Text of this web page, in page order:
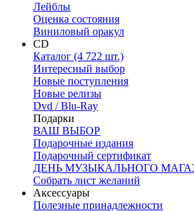
Лейблы
Оценка состояния
Виниловый оракул
CD
Каталог (4 722 шт.)
Интересный выбор
Новые поступления
Новые релизы
Dvd / Blu-Ray
Подарки
ВАШ ВЫБОР
Подарочные издания
Подарочный сертификат
ДЕНЬ МУЗЫКАЛЬНОГО
Собрать лист желаний
Аксессуары
Полезные принадлежности